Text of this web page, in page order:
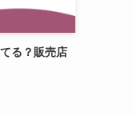
る？販売店